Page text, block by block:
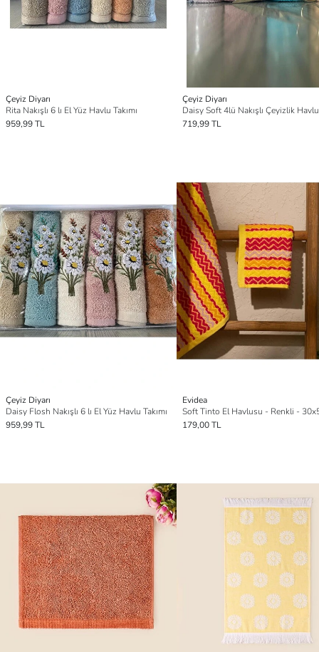
Çeyiz Diyarı
Rita Nakışlı 6 lı El Yüz Havlu Takımı
959,99 TL
Çeyiz Diyarı
Daisy Soft 4lü Nakışlı Çeyizlik Havlu
719,99 TL
Çeyiz Diyarı
Daisy Flosh Nakışlı 6 lı El Yüz Havlu Takımı
959,99 TL
Evidea
Soft Tinto El Havlusu - Renkli -
179,00 TL